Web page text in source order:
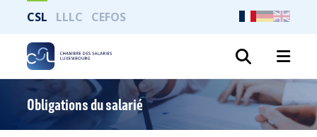
CSL LLLC CEFOS
Obligations du salarié